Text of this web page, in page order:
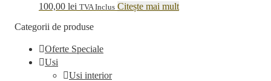
100,00 lei TVA Inclus Citește mai mult
Categorii de produse
Oferte Speciale
Usi
Usi interior